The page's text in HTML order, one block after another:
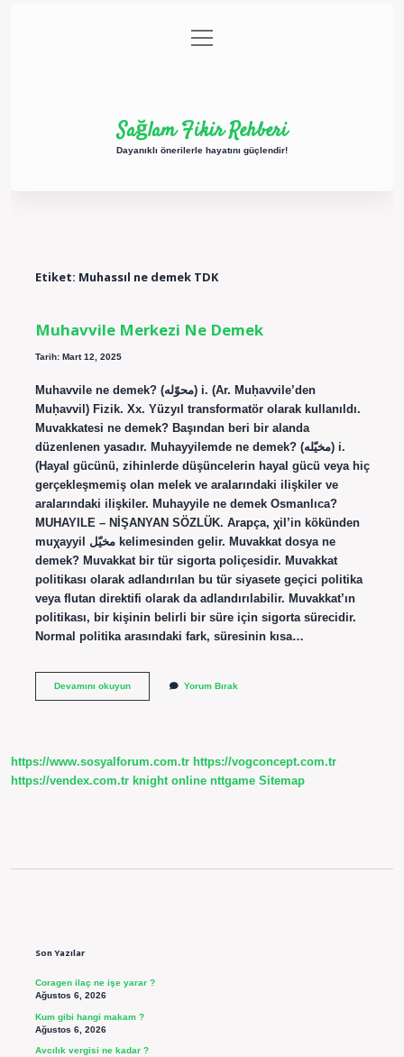
Gizlilik Politikası
menüyü
aç
Sağlam Fikir Rehberi
Dayanıklı önerilerle hayatını güçlendir!
Etiket: Muhassıl ne demek TDK
Muhavvile Merkezi Ne Demek
Tarih: Mart 12, 2025
Muhavvile ne demek? (ﻣﺤﻮّﻟﻪ) i. (Ar. Muḥavvile’den
Muḥavvil) Fizik. Xx. Yüzyıl transformatör olarak kullanıldı.
Muvakkatesi ne demek? Başından beri bir alanda
düzenlenen yasadır. Muhayyilemde ne demek? (ﻣﺨﻴّﻠﻪ) i.
(Hayal gücünü, zihinlerde düşüncelerin hayal gücü veya hiç
gerçekleşmemiş olan melek ve aralarındaki ilişkiler ve
aralarındaki ilişkiler. Muhayyile ne demek Osmanlıca?
MUHAYILE – NİŞANYAN SÖZLÜK. Arapça, χil’in kökünden
muχayyil مخيّل kelimesinden gelir. Muvakkat dosya ne
demek? Muvakkat bir tür sigorta poliçesidir. Muvakkat
politikası olarak adlandırılan bu tür siyasete geçici politika
veya flutan direktifi olarak da adlandırılabilir. Muvakkat’ın
politikası, bir kişinin belirli bir süre için sigorta sürecidir.
Normal politika arasındaki fark, süresinin kısa…
Devamını okuyunMuhavvile
Yorum Bırak
https://www.sosyalforum.com.tr https://vogconcept.com.tr
https://vendex.com.tr knight online nttgame Sitemap
Son Yazılar
Coragen ilaç ne işe yarar ?
Ağustos 6, 2026
Kum gibi hangi makam ?
Ağustos 6, 2026
Avcılık vergisi ne kadar ?